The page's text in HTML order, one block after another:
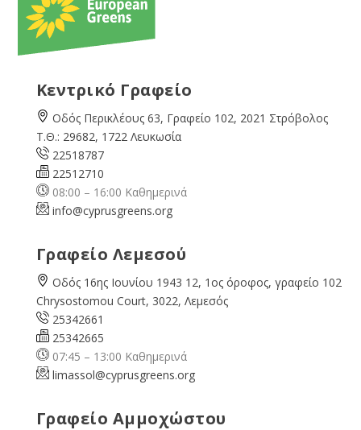
Κεντρικό Γραφείο
Οδός Περικλέους 63, Γραφείο 102, 2021 Στρόβολος
Τ.Θ.: 29682, 1722 Λευκωσία
22518787
22512710
08:00 – 16:00 Καθημερινά
info@cyprusgreens.org
Γραφείο Λεμεσού
Οδός 16ης Ιουνίου 1943 12, 1ος όροφος, γραφείο 102
Chrysostomou Court, 3022, Λεμεσός
25342661
25342665
07:45 – 13:00 Καθημερινά
limassol@cyprusgreens.org
Γραφείο Αμμοχώστου